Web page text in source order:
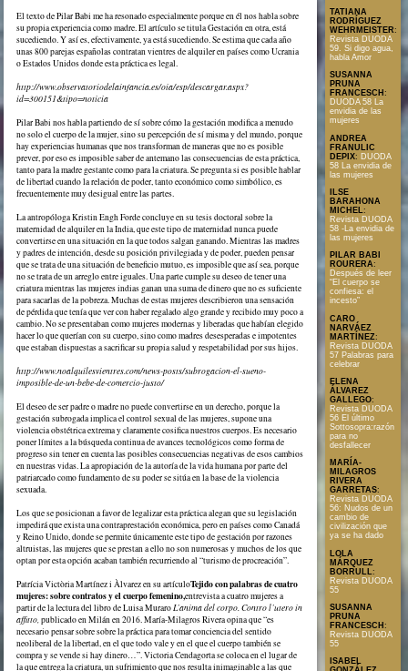
El texto de Pilar Babi me ha resonado especialmente porque en él nos habla sobre
su propia experiencia como madre. El artículo se titula Gestación en otra, está
sucediendo. Y así es, efectivamente, ya está sucediendo. Se estima que cada año
unas 800 parejas españolas contratan vientres de alquiler en países como Ucrania
o Estados Unidos donde esta práctica es legal.
http://www.observatoriodelainfancia.es/oia/esp/descargar.aspx?
id=300151&tipo=noticia
Pilar Babi nos habla partiendo de sí sobre cómo la gestación modifica a menudo
no solo el cuerpo de la mujer, sino su percepción de sí misma y del mundo, porque
hay experiencias humanas que nos transforman de maneras que no es posible
prever, por eso es imposible saber de antemano las consecuencias de esta práctica,
tanto para la madre gestante como para la criatura. Se pregunta si es posible hablar
de libertad cuando la relación de poder, tanto económico como simbólico, es
frecuentemente muy desigual entre las partes.
La antropóloga Kristin Engh Forde concluye en su tesis doctoral sobre la
maternidad de alquiler en la India, que este tipo de maternidad nunca puede
convertirse en una situación en la que todos salgan ganando. Mientras las madres
y padres de intención, desde su posición privilegiada y de poder, pueden pensar
que se trata de una situación de beneficio mutuo, es imposible que así sea, porque
no se trata de un arreglo entre iguales. Una parte cumple su deseo de tener una
criatura mientras las mujeres indias ganan una suma de dinero que no es suficiente
para sacarlas de la pobreza. Muchas de estas mujeres describieron una sensación
de pérdida que tenía que ver con haber regalado algo grande y recibido muy poco a
cambio. No se presentaban como mujeres modernas y liberadas que habían elegido
hacer lo que querían con su cuerpo, sino como madres desesperadas e impotentes
que estaban dispuestas a sacrificar su propia salud y respetabilidad por sus hijos.
http://www.noalquilesvientres.com/news-posts/subrogacion-el-sueno-
imposible-de-un-bebe-de-comercio-justo/
El deseo de ser padre o madre no puede convertirse en un derecho, porque la
gestación subrogada implica el control sexual de las mujeres, supone una
violencia obstétrica extrema y claramente cosifica nuestros cuerpos. Es necesario
poner límites a la búsqueda continua de avances tecnológicos como forma de
progreso sin tener en cuenta las posibles consecuencias negativas de esos cambios
en nuestras vidas. La apropiación de la autoría de la vida humana por parte del
patriarcado como fundamento de su poder se sitúa en la base de la violencia
sexuada.
Los que se posicionan a favor de legalizar esta práctica alegan que su legislación
impedirá que exista una contraprestación económica, pero en países como Canadá
y Reino Unido, donde se permite únicamente este tipo de gestación por razones
altruistas, las mujeres que se prestan a ello no son numerosas y muchos de los que
optan por esta opción acaban también recurriendo al “turismo de procreación”.
Patrícia Victòria Martínez i Àlvarez en su artículoTejido con palabras de cuatro
mujeres: sobre contratos y el cuerpo femenino,entrevista a cuatro mujeres a
partir de la lectura del libro de Luisa MuraroL’anima del corpo. Contro l’utero in
affitto,publicado en Milán en 2016. María-Milagros Rivera opina que “es
necesario pensar sobre sobre la práctica para tomar conciencia del sentido
neoliberal de la libertad, en el que todo vale y en el que el cuerpo también se
compra y se vende si hay dinero…”. Victoria Cendagorta se coloca en el lugar de
la que entrega la criatura, un sufrimiento que nos resulta inimaginable a las que
TATIANA
RODRÍGUEZ
WEHRMEISTER:
Revista DUODA
59. Si digo agua,
habla Amor
SUSANNA
PRUNA
FRANCESCH :
DUODA 58 La
envidia de las
mujeres
ANDREA
FRANULIC
DEPIX: DUODA
58 La envidia de
las mujeres
ILSE
BARAHONA
MICHEL:
Revista DUODA
58 -La envidia de
las mujeres
PILAR BABI
ROURERA:
Después de leer
“El cuerpo se
confiesa: el
incesto”
CARO
NARVÁEZ
MARTÍNEZ:
Revista DUODA
57 Palabras para
celebrar
ELENA
ÁLVAREZ
GALLEGO:
Revista DUODA
56 El último
Sottosopra:razón
para no
desfallecer
MARÍA-
MILAGROS
RIVERA
GARRETAS:
Revista DUODA
56: Nudos de un
cambio de
civilización que
ya se ha dado
LOLA
MÁRQUEZ
BORRULL :
Revista DUODA
55
SUSANNA
PRUNA
FRANCESCH :
Revista DUODA
55
ISABEL